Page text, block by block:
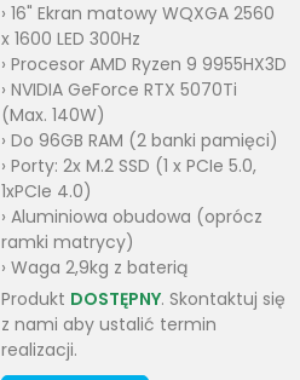
› 16" Ekran matowy WQXGA 2560
x 1600 LED 300Hz
› Procesor AMD Ryzen 9 9955HX3D
› NVIDIA GeForce RTX 5070Ti
(Max. 140W)
› Do 96GB RAM (2 banki pamięci)
› Porty: 2x M.2 SSD (1 x PCIe 5.0,
1xPCIe 4.0)
› Aluminiowa obudowa (oprócz
ramki matrycy)
› Waga 2,9kg z baterią
Produkt DOSTĘPNY. Skontaktuj się
z nami aby ustalić termin
realizacji.